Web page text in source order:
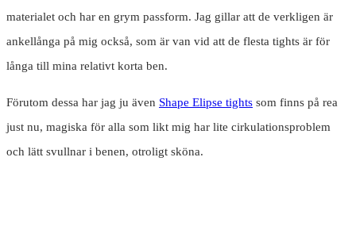
materialet och har en grym passform. Jag gillar att de verkligen är
ankellånga på mig också, som är van vid att de flesta tights är för
långa till mina relativt korta ben.
Förutom dessa har jag ju även Shape Elipse tights som finns på rea
just nu, magiska för alla som likt mig har lite cirkulationsproblem
och lätt svullnar i benen, otroligt sköna.